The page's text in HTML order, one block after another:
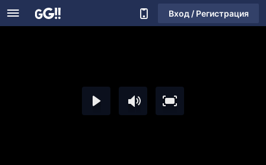
Вход / Регистрация